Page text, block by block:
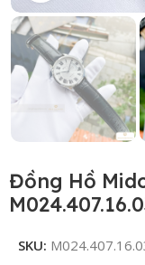
Đồng Hồ
SKU: